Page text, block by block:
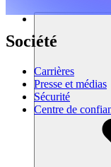
Société
Carrières
Presse et médias
Sécurité
Centre de